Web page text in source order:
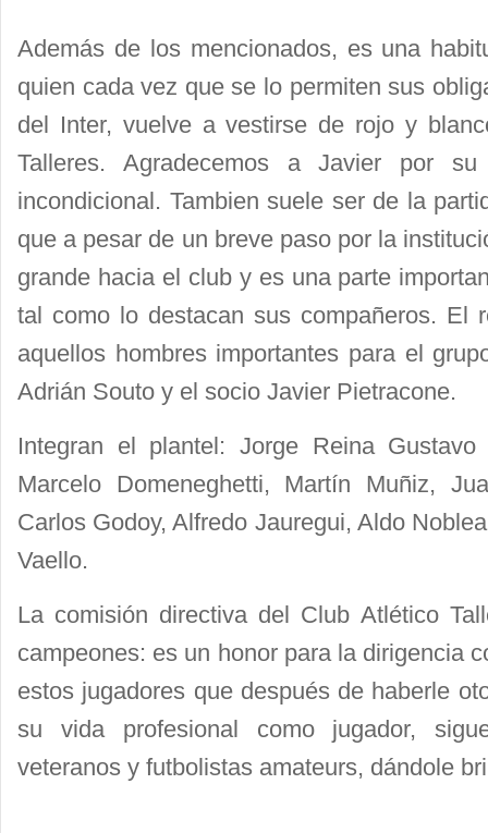
Además de los mencionados, es una
quien cada vez que se lo permiten sus
del Inter, vuelve a vestirse de rojo y
Talleres. Agradecemos a Javier por su
incondicional. Tambien suele ser de la
que a pesar de un breve paso por la
grande hacia el club y es una parte
tal como lo destacan sus compañeros. El
aquellos hombres importantes para el
Adrián Souto y el socio Javier Pietracone.
Integran el plantel: Jorge Reina Gustavo
Marcelo Domeneghetti, Martín Muñiz,
Carlos Godoy, Alfredo Jauregui, Aldo
Vaello.
La comisión directiva del Club Atlético
campeones: es un honor para la dirigencia
estos jugadores que después de haberle
su vida profesional como jugador,
veteranos y futbolistas amateurs, dándole